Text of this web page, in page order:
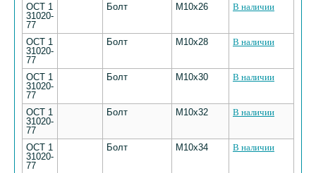
ОСТ 1
31020-
77
Болт M10х26 В наличии
ОСТ 1
31020-
77
Болт M10х28 В наличии
ОСТ 1
31020-
77
Болт M10х30 В наличии
ОСТ 1
31020-
77
Болт M10х32 В наличии
ОСТ 1
31020-
77
Болт M10х34 В наличии